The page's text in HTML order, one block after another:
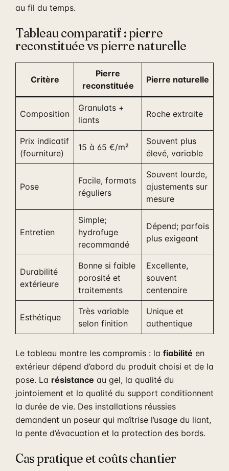
au fil du temps.
Tableau comparatif : pierre
reconstituée vs pierre naturelle
Critère
Pierre
reconstituée
Pierre naturelle
Composition
Granulats +
liants
Roche extraite
Prix indicatif
(fourniture)
15 à 65 €/m²
Souvent plus
élevé, variable
Pose
Facile, formats
réguliers
Souvent lourde,
ajustements sur
mesure
Entretien
Simple;
hydrofuge
recommandé
Dépend; parfois
plus exigeant
Durabilité
extérieure
Bonne si faible
porosité et
traitements
Excellente,
souvent
centenaire
Esthétique
Très variable
selon finition
Unique et
authentique
Le tableau montre les compromis : la fiabilité en
extérieur dépend d’abord du produit choisi et de la
pose. La résistance au gel, la qualité du
jointoiement et la qualité du support conditionnent
la durée de vie. Des installations réussies
demandent un poseur qui maîtrise l’usage du liant,
la pente d’évacuation et la protection des bords.
Cas pratique et coûts chantier